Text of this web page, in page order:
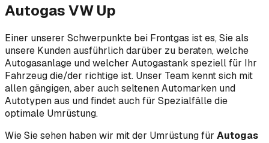
Autogas VW Up
Einer unserer Schwerpunkte bei Frontgas ist es, Sie als
unsere Kunden ausführlich darüber zu beraten, welche
Autogasanlage und welcher Autogastank speziell für Ihr
Fahrzeug die/der richtige ist. Unser Team kennt sich mit
allen gängigen, aber auch seltenen Automarken und
Autotypen aus und findet auch für Spezialfälle die
optimale Umrüstung.
Wie Sie sehen haben wir mit der Umrüstung für Autogas